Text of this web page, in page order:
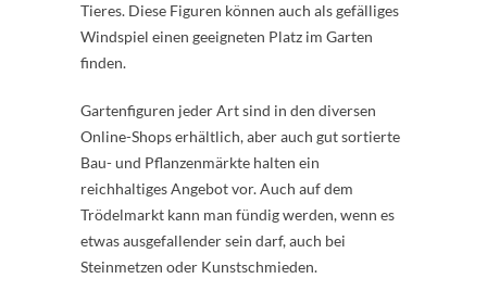
Tieres. Diese Figuren können auch als gefälliges
Windspiel einen geeigneten Platz im Garten
finden.
Gartenfiguren jeder Art sind in den diversen
Online-Shops erhältlich, aber auch gut sortierte
Bau- und Pflanzenmärkte halten ein
reichhaltiges Angebot vor. Auch auf dem
Trödelmarkt kann man fündig werden, wenn es
etwas ausgefallender sein darf, auch bei
Steinmetzen oder Kunstschmieden.